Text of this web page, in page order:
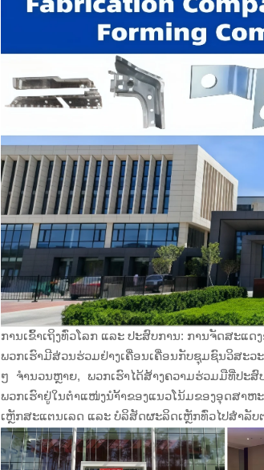
ການເຂົ້າເຖິງທົ່ວໂລກ ແລະ ປະສົບການ: ການຈັດສະແດ
ພວກເຮົາມີສ່ວນຮ່ວມຢ່າງເຄື່ອນເຄື່ອນກັບຊຸມຊົນວິສະວ
ໆ ຈຳນວນຫຼາຍ, ພວກເຮົາໄດ້ສ້າງຄວາມຮ່ວມມືທີ່ປະ
ພວກເຮົາຢູ່ໃນຕຳແໜ່ງນຳ້້າຂອງແນວໂນ້ມຂອງອຸດສາ
ເຫຼັກສະແຕນເລດ ແລະ ບໍລິສັດຜະລິດເຫຼັກທົ່ວໄປສຳລັບ